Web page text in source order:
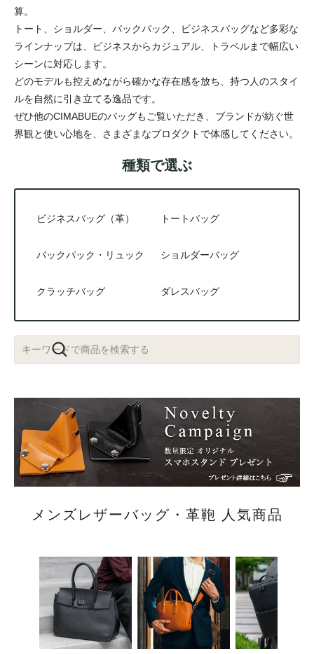
算。
トート、ショルダー、バックパック、ビジネスバッグなど多彩な
ラインナップは、ビジネスからカジュアル、トラベルまで幅広い
シーンに対応します。
どのモデルも控えめながら確かな存在感を放ち、持つ人のスタイ
ルを自然に引き立てる逸品です。
ぜひ他のCIMABUEのバッグもご覧いただき、ブランドが紡ぐ世
界観と使い心地を、さまざまなプロダクトで体感してください。
種類で選ぶ
ビジネスバッグ（革） トートバッグ
バックパック・リュック ショルダーバッグ
クラッチバッグ ダレスバッグ
メンズレザーバッグ・革鞄 人気商品